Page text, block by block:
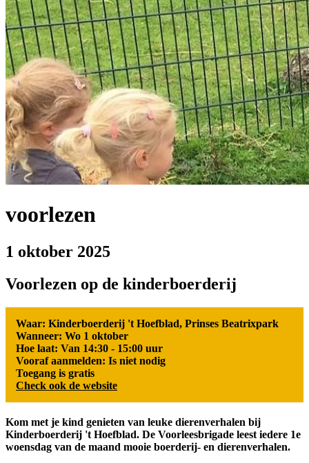
voorlezen
1 oktober 2025
Voorlezen op de kinderboerderij
Waar: Kinderboerderij 't Hoefblad, Prinses Beatrixpark
Wanneer: Wo 1 oktober
Hoe laat: Van 14:30 - 15:00 uur
Vooraf aanmelden: Is niet nodig
Toegang is gratis
Check ook de website
Kom met je kind genieten van leuke dierenverhalen bij
Kinderboerderij 't Hoefblad. De Voorleesbrigade leest iedere 1e
woensdag van de maand mooie boerderij- en dierenverhalen.